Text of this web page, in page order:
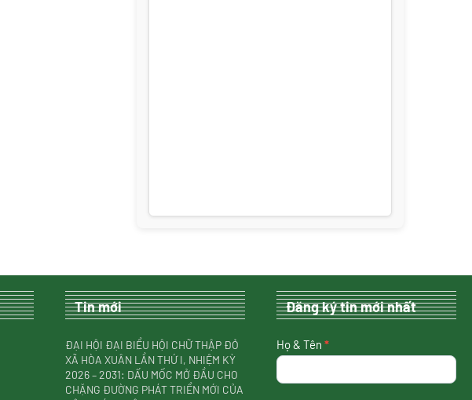
Tin mới
ĐẠI HỘI ĐẠI BIỂU HỘI CHỮ THẬP ĐỎ
XÃ HÒA XUÂN LẦN THỨ I, NHIỆM KỲ
2026 – 2031: DẤU MỐC MỞ ĐẦU CHO
CHẶNG ĐƯỜNG PHÁT TRIỂN MỚI CỦA
Đăng ký tin mới nhất
nhận
tin
nhất
Họ & Tên*